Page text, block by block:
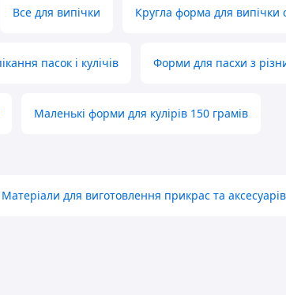
Все для випічки Кругла форма для випічки
пасок і кулічів Форми для пасхи з
Маленькі форми для кулірів 150 грамів
Матеріали для виготовлення прикрас та аксесуарів